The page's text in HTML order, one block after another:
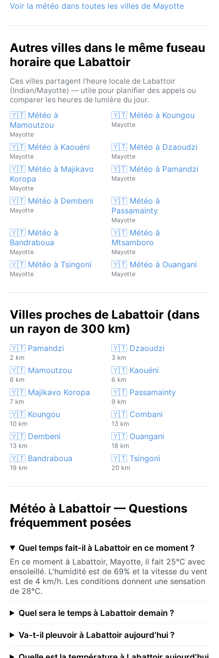
Voir la météo dans toutes les villes de Mayotte
Autres villes dans le même fuseau
horaire que Labattoir
Ces villes partagent l'heure locale de Labattoir
(Indian/Mayotte) — utile pour planifier des appels ou
comparer les heures de lumière du jour.
🇾🇹 Météo à
Mamoutzou
Mayotte
🇾🇹 Météo à Koungou
Mayotte
🇾🇹 Météo à Kaouéni
Mayotte
🇾🇹 Météo à Dzaoudzi
Mayotte
🇾🇹 Météo à Majikavo
Koropa
Mayotte
🇾🇹 Météo à Pamandzi
Mayotte
🇾🇹 Météo à Dembeni
Mayotte
🇾🇹 Météo à
Passamainty
Mayotte
🇾🇹 Météo à
Bandraboua
Mayotte
🇾🇹 Météo à
Mtsamboro
Mayotte
🇾🇹 Météo à Tsingoni
Mayotte
🇾🇹 Météo à Ouangani
Mayotte
Villes proches de Labattoir (dans
un rayon de 300 km)
🇾🇹 Pamandzi
2 km
🇾🇹 Dzaoudzi
3 km
🇾🇹 Mamoutzou
6 km
🇾🇹 Kaouéni
6 km
🇾🇹 Majikavo Koropa
7 km
🇾🇹 Passamainty
9 km
🇾🇹 Koungou
10 km
🇾🇹 Combani
13 km
🇾🇹 Dembeni
13 km
🇾🇹 Ouangani
18 km
🇾🇹 Bandraboua
19 km
🇾🇹 Tsingoni
20 km
Météo à Labattoir — Questions
fréquemment posées
Quel temps fait-il à Labattoir en ce moment ?
En ce moment à Labattoir, Mayotte, il fait 25°C avec
ensoleillé. L'humidité est de 69% et la vitesse du vent
est de 4 km/h. Les conditions donnent une sensation
de 28°C.
Quel sera le temps à Labattoir demain ?
Va-t-il pleuvoir à Labattoir aujourd'hui ?